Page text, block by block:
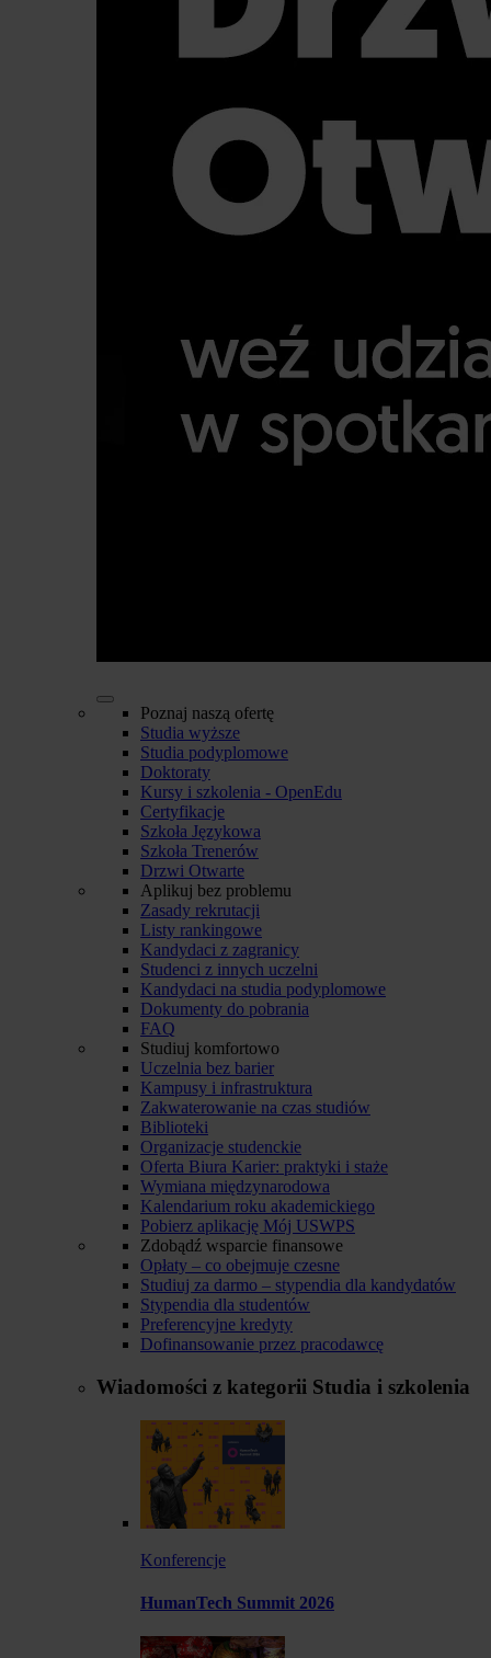
Poznaj naszą ofertę
Studia wyższe
Studia podyplomowe
Doktoraty
Kursy i szkolenia - OpenEdu
Certyfikacje
Szkoła Językowa
Szkoła Trenerów
Drzwi Otwarte
Aplikuj bez problemu
Zasady rekrutacji
Listy rankingowe
Kandydaci z zagranicy
Studenci z innych uczelni
Kandydaci na studia podyplomowe
Dokumenty do pobrania
FAQ
Studiuj komfortowo
Uczelnia bez barier
Kampusy i infrastruktura
Zakwaterowanie na czas studiów
Biblioteki
Organizacje studenckie
Oferta Biura Karier: praktyki i staże
Wymiana międzynarodowa
Kalendarium roku akademickiego
Pobierz aplikację Mój USWPS
Zdobądź wsparcie finansowe
Opłaty – co obejmuje czesne
Studiuj za darmo – stypendia dla kandydatów
Stypendia dla studentów
Preferencyjne kredyty
Dofinansowanie przez pracodawcę
Wiadomości z kategorii Studia i szkolenia
Konferencje
HumanTech Summit 2026